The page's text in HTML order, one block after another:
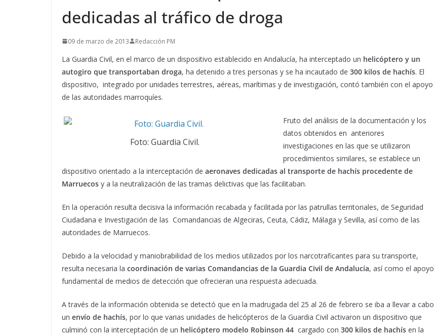
dedicadas al tráfico de droga
09 de marzo de 2013 Redacción PM
La Guardia Civil, en el marco de un dispositivo establecido en Andalucía, ha interceptado un helicóptero y un
autogiro que transportaban droga, ha detenido a tres personas y se ha incautado de 300 kilos de hachís. El
dispositivo, integrado por unidades terrestres, aéreas, marítimas y de investigación, contó también con el apoyo
de las autoridades marroquíes.
Foto: Guardia Civil.
Fruto del análisis de la documentación y los
datos obtenidos en anteriores
investigaciones en las que se utilizaron
procedimientos similares, se establece un
dispositivo orientado a la interceptación de aeronaves dedicadas al transporte de hachís procedente de
Marruecos y a la neutralización de las tramas delictivas que las facilitaban.
En la operación resulta decisiva la información recabada y facilitada por las patrullas territoriales, de Seguridad
Ciudadana e Investigación de las Comandancias de Algeciras, Ceuta, Cádiz, Málaga y Sevilla, así como de las
autoridades de Marruecos.
Debido a la velocidad y maniobrabilidad de los medios utilizados por los narcotraficantes para su transporte,
resulta necesaria la coordinación de varias Comandancias de la Guardia Civil de Andalucía, así como el apoyo
fundamental de medios de detección que ofrecieran una respuesta adecuada.
A través de la información obtenida se detectó que en la madrugada del 25 al 26 de febrero se iba a llevar a cabo
un envío de hachís, por lo que varias unidades de helicópteros de la Guardia Civil activaron un dispositivo que
culminó con la interceptación de un helicóptero modelo Robinson 44 cargado con 300 kilos de hachís en la